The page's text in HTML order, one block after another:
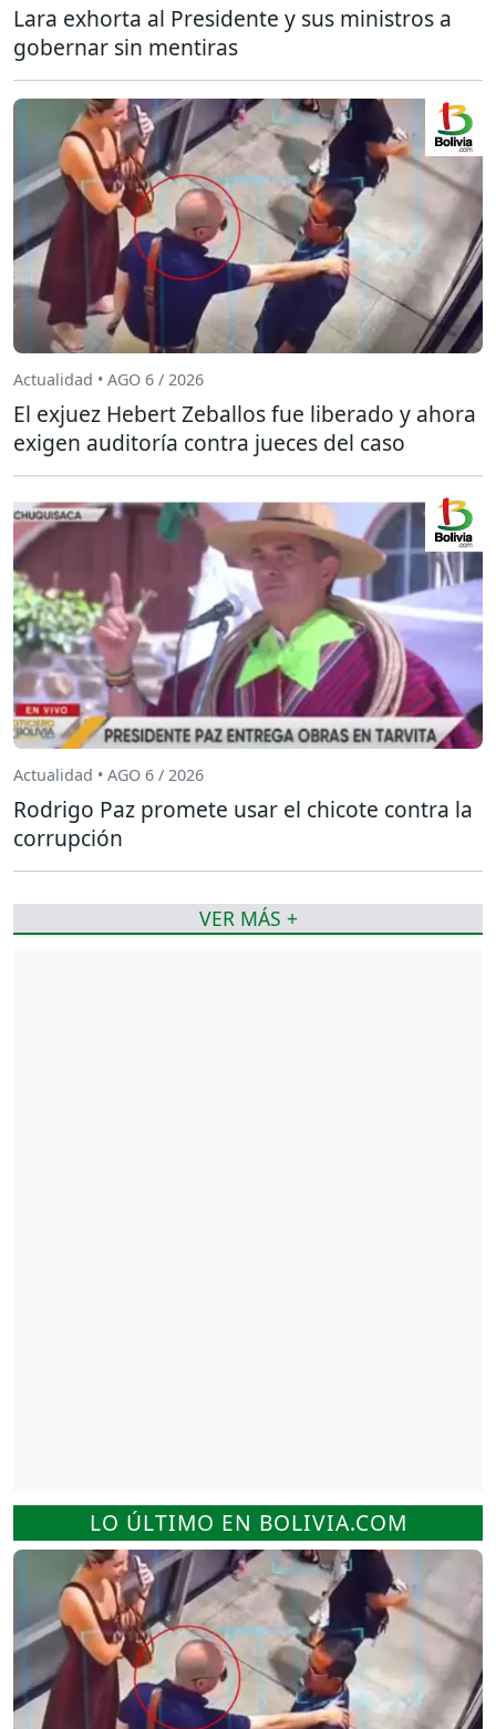
LO ÚLTIMO EN BOLIVIA.COM
Lara exhorta al Presidente y sus ministros a
gobernar sin mentiras
Actualidad • AGO 6 / 2026
El exjuez Hebert Zeballos fue liberado y ahora
exigen auditoría contra jueces del caso
Actualidad • AGO 6 / 2026
Rodrigo Paz promete usar el chicote contra la
corrupción
VER MÁS +